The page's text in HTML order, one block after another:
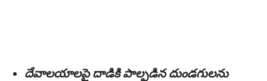
దేవాలయాలపై దాడికి పాల్పడిన దుండగులను